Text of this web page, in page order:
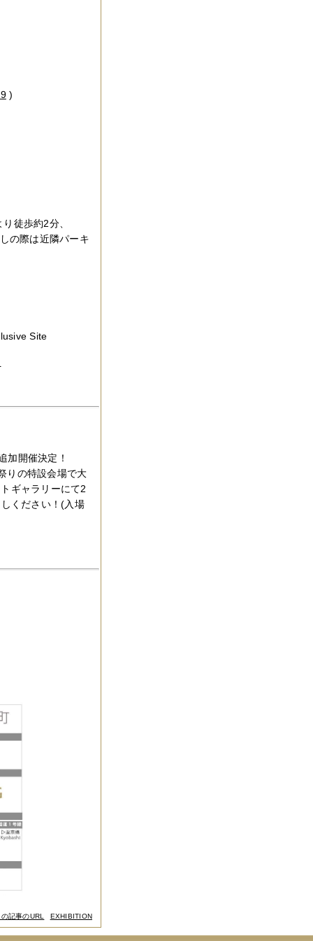
)
徒歩約2分、
の際は近隣パーキ
Site
加開催決定！
りの特設会場で大
ギャラリーにて2
ください！(入場
記事のURL EXHIBITION